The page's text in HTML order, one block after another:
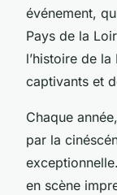
événement,
Pays de la
l’histoire de
captivants et
Chaque
par la
en scène